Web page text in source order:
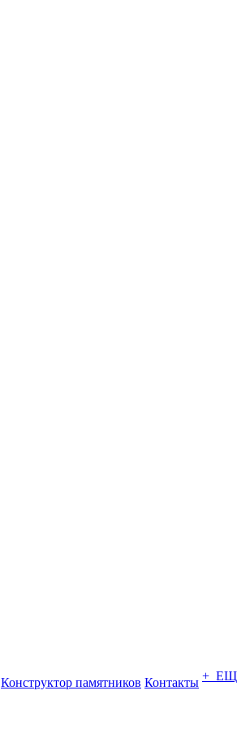
Конструктор памятников Контакты +